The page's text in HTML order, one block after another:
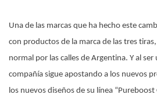
Una de las marcas que ha hecho este
con productos de la marca de las tres
normal por las calles de Argentina. Y al
compañía sigue apostando a los nuevos
los nuevos diseños de su línea “Pureboost